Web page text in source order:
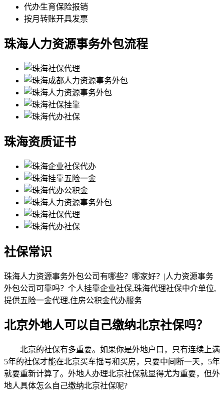
代办生育保险报销
按月转账开具发票
珠海人力资源事务外包流程
珠海资质证书
社保常识
珠海人力资源事务外包公司有哪些？哪家好？|人力资源事务
外包公司可靠吗？个人挂靠企业社保,珠海代理社保中介单位,
提供五险一金代理,住房公积金代办服务
北京外地人可以自己缴纳北京社保吗？
北京的社保有多重要。如果你是外地户口，只有连续上满
5年的社保才能在北京买车摇号和买房，只要中间断一天，5年
就要重新计算了。外地人办理北京社保就显得尤为重要，但外
地人具体怎么自己缴纳北京社保呢?